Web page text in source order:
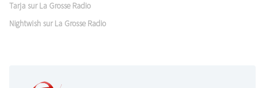
Tarja sur La Grosse Radio
Nightwish sur La Grosse Radio